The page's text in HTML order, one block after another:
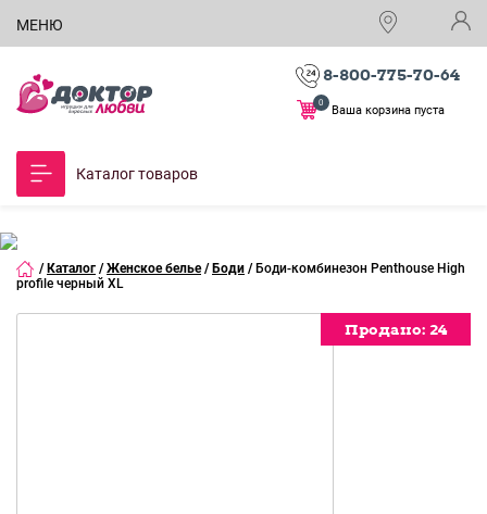
МЕНЮ
8-800-775-70-64
Ваша корзина пуста
0
Каталог товаров
/ Каталог / Женское белье / Боди / Боди-комбинезон Penthouse High
profile черный XL
Продано: 24
Продано: 24
Продано: 24